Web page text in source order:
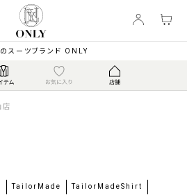
スーツブランド ONLY
店
TailorMade TailorMadeShirt